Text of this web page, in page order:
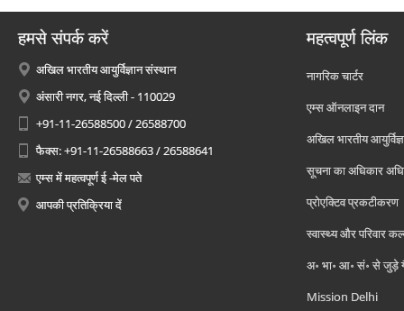
हमसे संपर्क करें
अखिल भारतीय आयुर्विज्ञान संस्थान
अंसारी नगर, नई दिल्ली - 110029
+91-11-26588500 / 26588700
फैक्स: +91-11-26588663 / 26588641
एम्स में महत्वपूर्ण ई -मेल पते
आपकी प्रतिक्रिया दें
महत्वपूर्ण लिंक
नागरिक चार्टर
एम्स ऑनलाइन दान
अखिल भारतीय
सूचना का अधिकार
प्रोएक्टिव प्रकटीकरण
स्वास्थ्य और परिवार
अ॰ भा॰ आ॰ सं॰ से जुड़े
Mission Delhi